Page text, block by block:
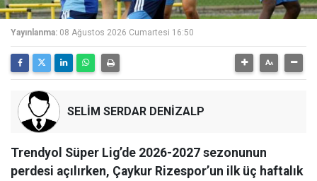
Yayınlanma: 08 Ağustos 2026 Cumartesi 16:50
SELİM SERDAR DENİZALP
Trendyol Süper Lig’de 2026-2027 sezonunun
perdesi açılırken, Çaykur Rizespor’un ilk üç haftalık